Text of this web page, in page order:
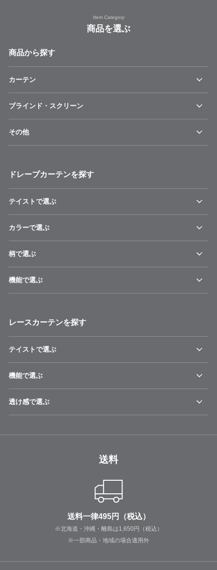
Item Category
商品を選ぶ
商品から探す
カーテン
ブラインド・スクリーン
その他
ドレープカーテンを探す
テイストで選ぶ
カラーで選ぶ
柄で選ぶ
機能で選ぶ
レースカーテンを探す
テイストで選ぶ
機能で選ぶ
透け感で選ぶ
送料
送料一律495円（税込）
※北海道・沖縄・離島は1,650円（税込）
※一部商品・地域の場合適用外